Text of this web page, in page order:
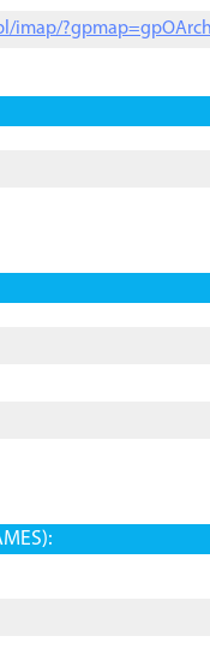
imap/?gpmap=gpOArch